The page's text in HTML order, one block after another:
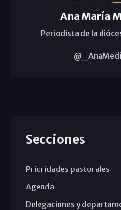
Ana María
Periodista de la
Secciones
Prioridades pastorales
Agenda
Delegaciones y